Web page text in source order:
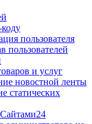
пользователя
пользователей
и услуг
новостной ленты
статических